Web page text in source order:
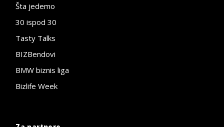
Šta jedemo
30 ispod 30
Tasty Talks
BIZBendovi
BMW biznis liga
Bizlife Week